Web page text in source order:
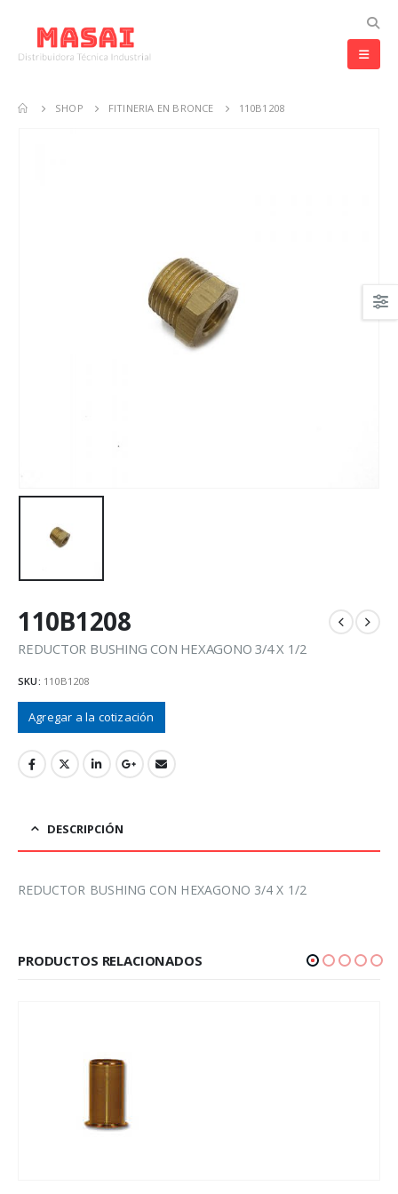
SHOP FITINERIA EN BRONCE 110B1208
110B1208
REDUCTOR BUSHING CON HEXAGONO 3/4 X 1/2
SKU: 110B1208
Agregar a la cotización
DESCRIPCIÓN
REDUCTOR BUSHING CON HEXAGONO 3/4 X 1/2
PRODUCTOS RELACIONADOS